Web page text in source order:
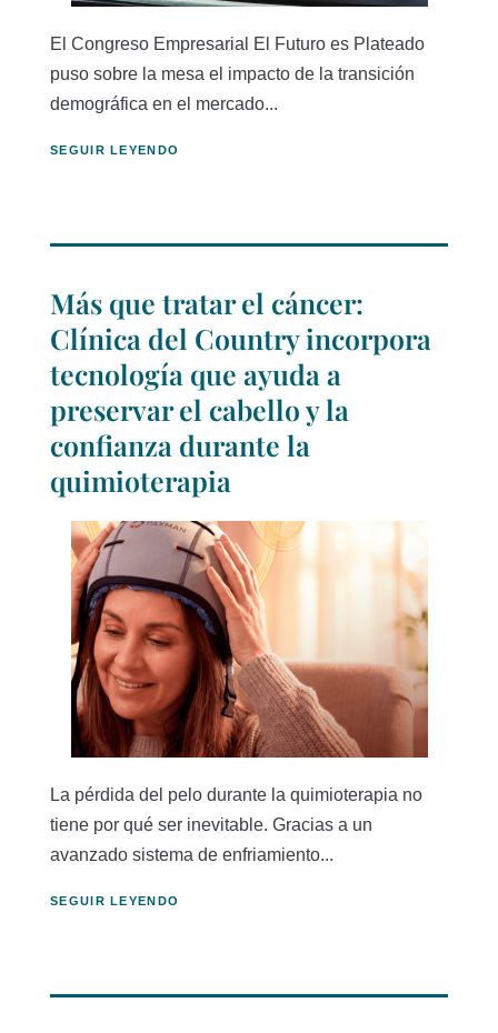
El Congreso Empresarial El Futuro es Plateado
puso sobre la mesa el impacto de la transición
demográfica en el mercado...
SEGUIR LEYENDO
Más que tratar el cáncer:
Clínica del Country incorpora
tecnología que ayuda a
preservar el cabello y la
confianza durante la
quimioterapia
La pérdida del pelo durante la quimioterapia no
tiene por qué ser inevitable. Gracias a un
avanzado sistema de enfriamiento...
SEGUIR LEYENDO